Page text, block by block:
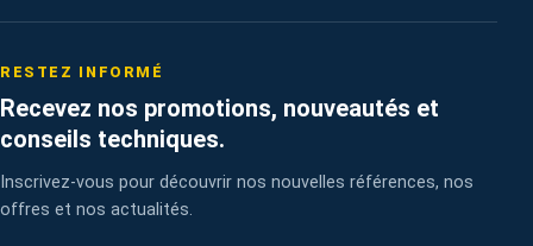
RESTEZ INFORMÉ
Recevez nos promotions, nouveautés et
conseils techniques.
Inscrivez-vous pour découvrir nos nouvelles références, nos
offres et nos actualités.